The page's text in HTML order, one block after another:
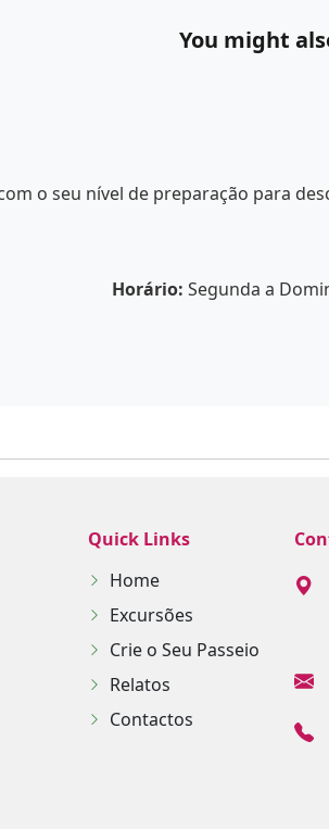
You might
o seu nível de preparação para
Horário: Segunda a
Quick Links
Home
Excursões
Crie o Seu Passeio
Relatos
Contactos